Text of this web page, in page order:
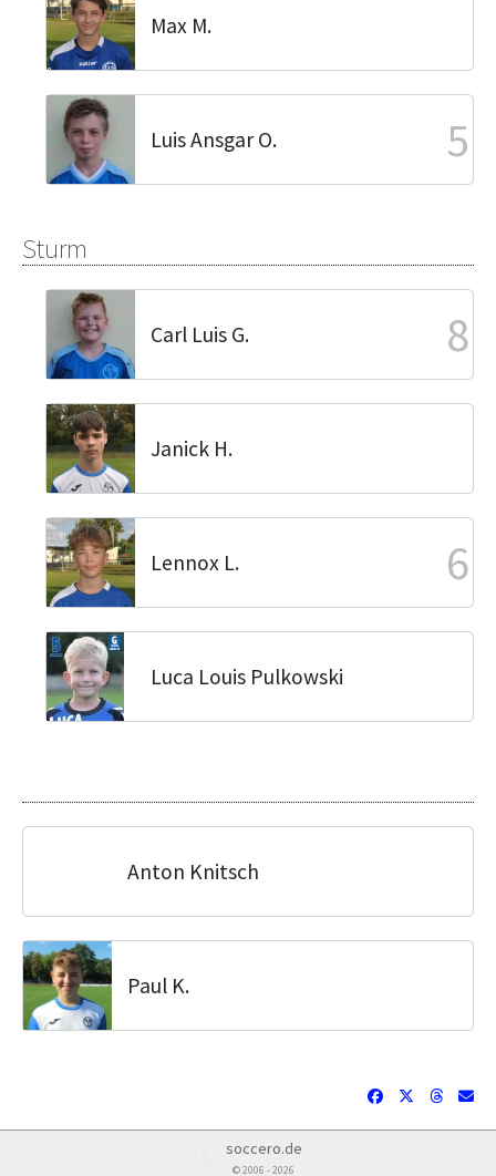
Max M.
Luis Ansgar O. 5
Sturm
Carl Luis G. 8
Janick H.
Lennox L. 6
Luca Louis Pulkowski
Anton Knitsch
Paul K.
soccero.de
© 2006 - 2026